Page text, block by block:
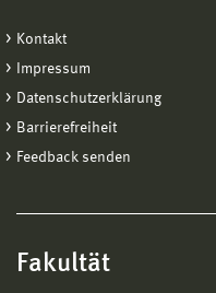
Kontakt
Impressum
Datenschutzerklärung
Barrierefreiheit
Feedback senden
Fakultät